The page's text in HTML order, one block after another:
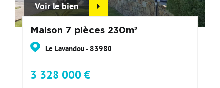
Voir le bien
Maison 7 pièces 230m²
Le Lavandou - 83980
3 328 000 €